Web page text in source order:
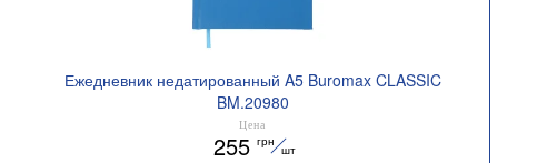
Ежедневник недатированный A5 Buromax CLASSIC
BM.20980
Цена
255 грн
шт